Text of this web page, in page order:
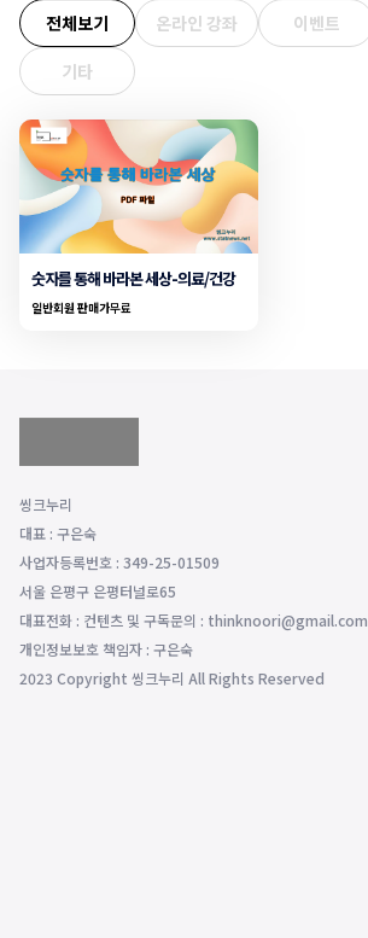
전체보기 온라인 강좌 이벤트
기타
숫자를 통해 바라본 세상-의료/건강
일반회원 판매가무료
씽크누리
대표 : 구은숙
사업자등록번호 : 349-25-01509
서울 은평구 은평터널로65
대표전화 : 컨텐츠 및 구독문의 : thinknoori@gmail.com
개인정보보호 책임자 : 구은숙
2023 Copyright 씽크누리 All Rights Reserved